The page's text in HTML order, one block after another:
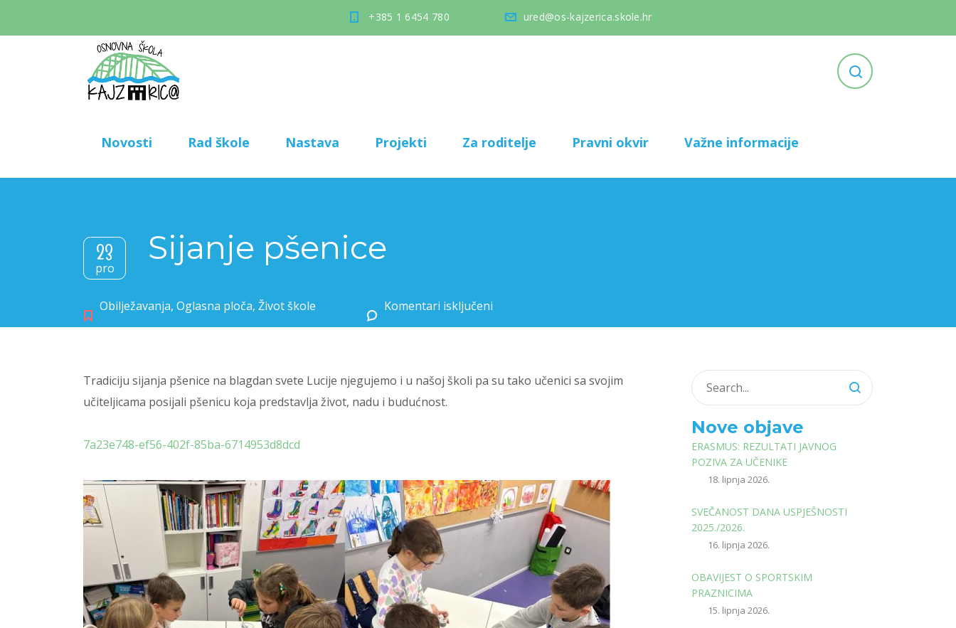
+385 1 6454 780 ured@os-kajzerica.skole.hr
Novosti Rad škole Nastava Projekti Za roditelje Pravni okvir Važne informacije
23
pro
Sijanje pšenice
Obilježavanja, Oglasna ploča, Život škole Komentari isključeni
Tradiciju sijanja pšenice na blagdan svete Lucije njegujemo i u našoj školi pa su tako učenici sa svojim
učiteljicama posijali pšenicu koja predstavlja život, nadu i budućnost.
7a23e748-ef56-402f-85ba-6714953d8dcd
Nove objave
ERASMUS: REZULTATI JAVNOG
POZIVA ZA UČENIKE
18. lipnja 2026.
SVEČANOST DANA USPJEŠNOSTI
2025./2026.
16. lipnja 2026.
OBAVIJEST O SPORTSKIM
PRAZNICIMA
15. lipnja 2026.